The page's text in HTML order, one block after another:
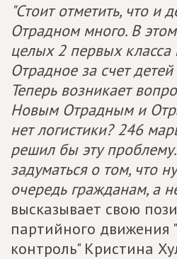
"Стоит отметить, что и
Отрадном много. В
целых 2 первых
Отрадное за счет
Теперь возникает
Новым Отрадным и
нет логистики? 246
решил бы эту
задуматься о том, что
очередь гражданам, а
высказывает свою
партийного движения
контроль" Кристина